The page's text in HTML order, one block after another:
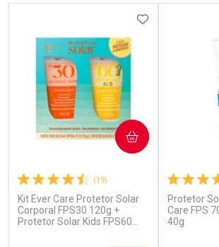
Ativar Desconto
Comprar sem Desconto
Ativar
(19)
Kit Ever Care Protetor Solar
Corporal FPS30 120g +
Protetor Solar Kids FPS60
ADICIONAR
COMPRAR
Protetor
Care FPS
40g